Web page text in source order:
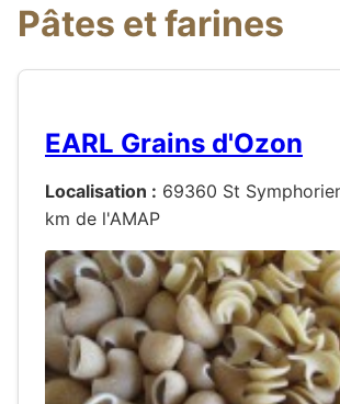
Pâtes et farines
EARL Grains d'Ozon
Localisation : 69360 St
km de l'AMAP